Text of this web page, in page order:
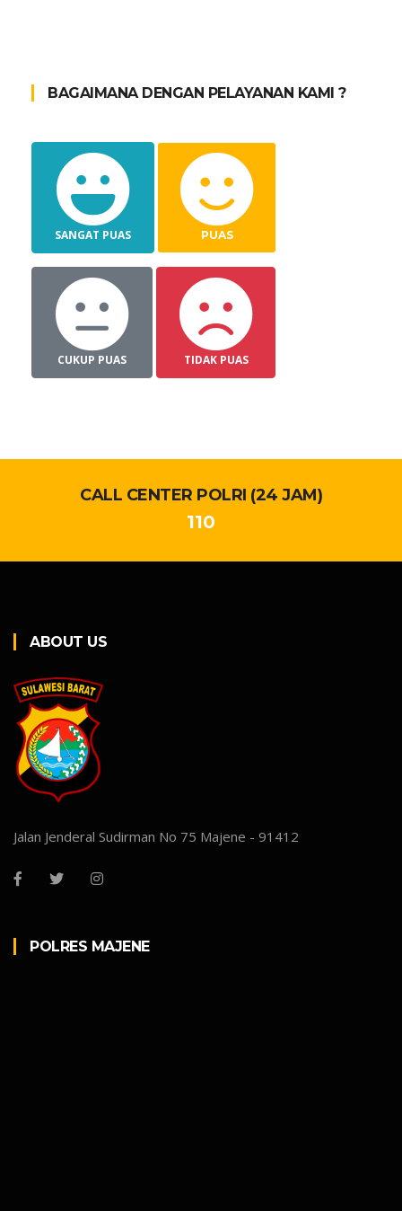
BAGAIMANA DENGAN PELAYANAN KAMI ?
SANGAT PUAS PUAS
CUKUP PUAS TIDAK PUAS
CALL CENTER POLRI (24 JAM)
110
ABOUT US
Jalan Jenderal Sudirman No 75 Majene - 91412
POLRES MAJENE